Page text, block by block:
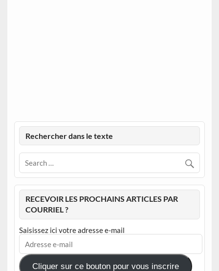
Rechercher dans le texte
RECEVOIR LES PROCHAINS ARTICLES PAR
COURRIEL ?
Saisissez ici votre adresse e-mail
Adresse
mail
Cliquer sur ce bouton pour vous inscrire